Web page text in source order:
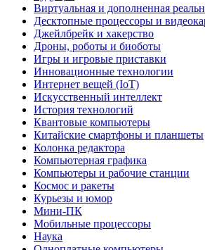
Виртуальная и дополненная
Десктопные процессоры и
Джейлбрейк и хакерство
Дроны, роботы и биоботы
Игры и игровые приставки
Инновационные технологии
Интернет вещей (IoT)
Искусственный интеллект
История технологий
Квантовые компьютеры
Китайские смартфоны и планшеты
Колонка редактора
Компьютерная графика
Компьютеры и рабочие станции
Космос и ракеты
Курьезы и юмор
Мини-ПК
Мобильные процессоры
Наука